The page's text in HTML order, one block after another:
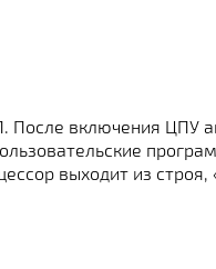
После включения ЦПУ
выходит из